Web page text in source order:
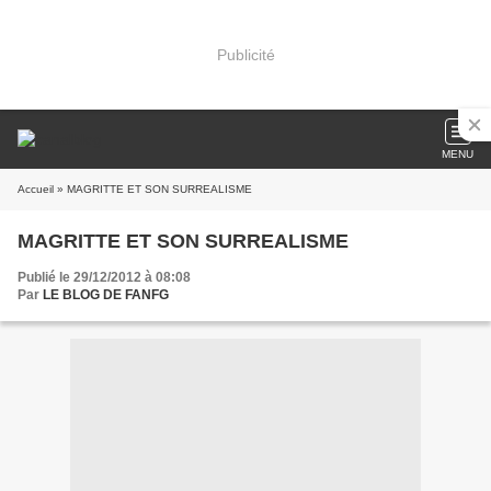
Publicité
MENU
Accueil » MAGRITTE ET SON SURREALISME
MAGRITTE ET SON SURREALISME
Publié le 29/12/2012 à 08:08
Par LE BLOG DE FANFG